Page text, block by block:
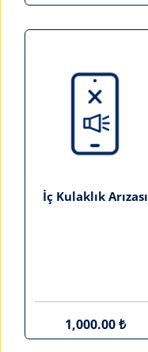
İç Kulaklık Arızası
1,000.00 ₺